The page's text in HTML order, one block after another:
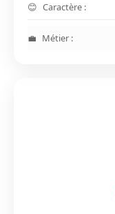
Caractère :
Métier :